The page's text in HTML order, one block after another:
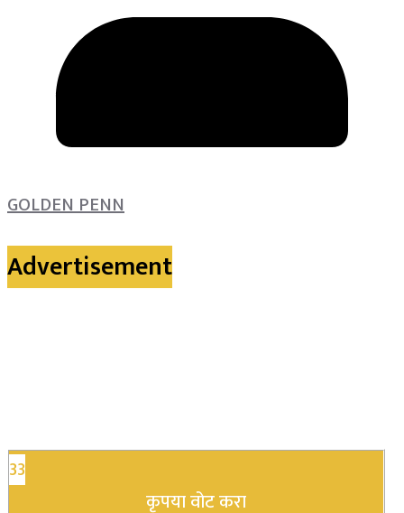
GOLDEN PENN
Advertisement
33
कृपया वोट करा